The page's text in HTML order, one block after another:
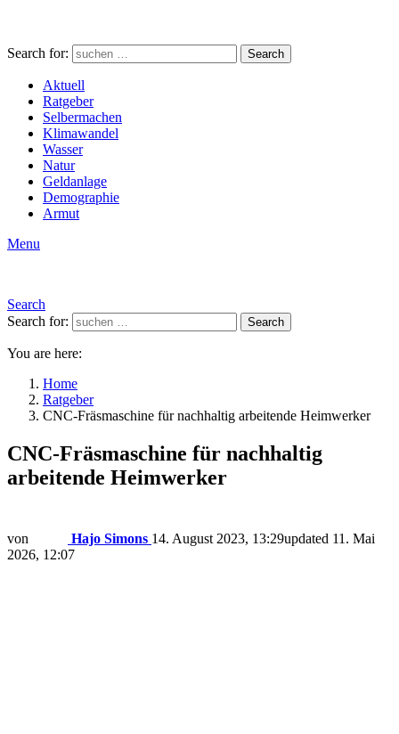
Search for: Search
Aktuell
Ratgeber
Selbermachen
Klimawandel
Wasser
Natur
Geldanlage
Demographie
Armut
Menu
Search
Search for:
Search
You are here:
Home
Ratgeber
CNC-Fräsmaschine für nachhaltig arbeitende Heimwerker
CNC-Fräsmaschine für nachhaltig
arbeitende Heimwerker
von Hajo Simons 14. August 2023, 13:29updated 11. Mai
2026, 12:07